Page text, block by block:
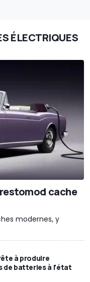
ÉLECTRIQUES
cache
modernes, y
à produire
de batteries à l'état